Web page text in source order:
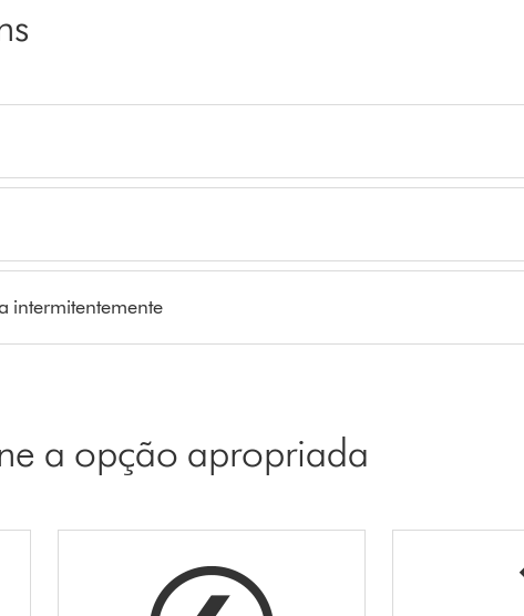
intermitentemente
a opção apropriada